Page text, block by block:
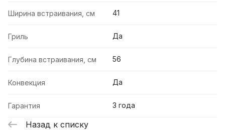
Ширина встраивания, см 41
Гриль Да
Глубина встраивания, см 56
Конвекция Да
Гарантия 3 года
Назад к списку